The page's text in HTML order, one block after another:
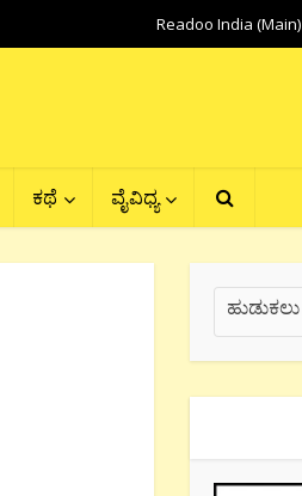
Readoo India (Main)
ಕಥೆ ವೈವಿಧ್ಯ